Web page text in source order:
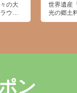
の大
ウン
動物
味し
世界遺産
光の郷土
ン